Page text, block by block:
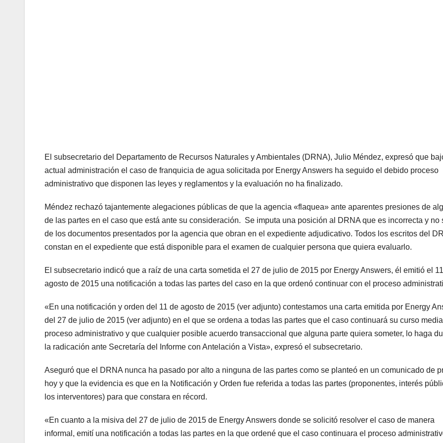
El subsecretario del Departamento de Recursos Naturales y Ambientales (DRNA), Julio Méndez, expresó que
actual administración el caso de franquicia de agua solicitada por Energy Answers ha seguido el debido proceso
administrativo que disponen las leyes y reglamentos y la evaluación no ha finalizado.
Méndez rechazó tajantemente alegaciones públicas de que la agencia «flaquea» ante aparentes presiones de
de las partes en el caso que está ante su consideración. Se imputa una posición al DRNA que es incorrecta y no
de los documentos presentados por la agencia que obran en el expediente adjudicativo. Todos los escritos del
constan en el expediente que está disponible para el examen de cualquier persona que quiera evaluarlo.
El subsecretario indicó que a raíz de una carta sometida el 27 de julio de 2015 por Energy Answers, él emitió el
agosto de 2015 una notificación a todas las partes del caso en la que ordenó continuar con el proceso
«En una notificación y orden del 11 de agosto de 2015 (ver adjunto) contestamos una carta emitida por Energy
del 27 de julio de 2015 (ver adjunto) en el que se ordena a todas las partes que el caso continuará su curso
proceso administrativo y que cualquier posible acuerdo transaccional que alguna parte quiera someter, lo haga
la radicación ante Secretaría del Informe con Antelación a Vista», expresó el subsecretario.
Aseguró que el DRNA nunca ha pasado por alto a ninguna de las partes como se planteó en un comunicado de
hoy y que la evidencia es que en la Notificación y Orden fue referida a todas las partes (proponentes, interés
los interventores) para que constara en récord.
«En cuanto a la misiva del 27 de julio de 2015 de Energy Answers donde se solicitó resolver el caso de manera
informal, emití una notificación a todas las partes en la que ordené que el caso continuara el proceso